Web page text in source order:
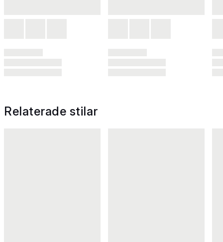
Relaterade stilar